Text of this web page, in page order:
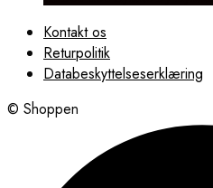
Kontakt os
Returpolitik
Databeskyttelseserklæring
© Shoppen